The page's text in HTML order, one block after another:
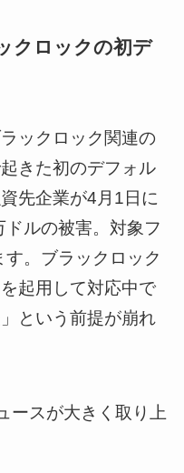
クロックの初デ
ックロック関連の
きた初のデフォル
先企業が4月1日に
ルの被害。対象フ
。ブラックロック
起用して対応中で
という前提が崩れ
ースが大きく取り上